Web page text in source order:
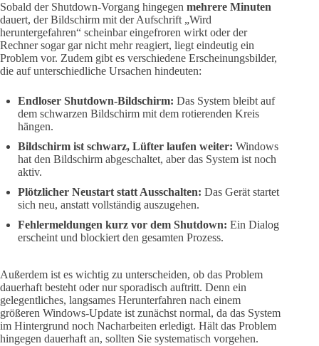
Sobald der Shutdown-Vorgang hingegen mehrere Minuten
dauert, der Bildschirm mit der Aufschrift „Wird
heruntergefahren“ scheinbar eingefroren wirkt oder der
Rechner sogar gar nicht mehr reagiert, liegt eindeutig ein
Problem vor. Zudem gibt es verschiedene Erscheinungsbilder,
die auf unterschiedliche Ursachen hindeuten:
Endloser Shutdown-Bildschirm: Das System bleibt auf
dem schwarzen Bildschirm mit dem rotierenden Kreis
hängen.
Bildschirm ist schwarz, Lüfter laufen weiter: Windows
hat den Bildschirm abgeschaltet, aber das System ist noch
aktiv.
Plötzlicher Neustart statt Ausschalten: Das Gerät startet
sich neu, anstatt vollständig auszugehen.
Fehlermeldungen kurz vor dem Shutdown: Ein Dialog
erscheint und blockiert den gesamten Prozess.
Außerdem ist es wichtig zu unterscheiden, ob das Problem
dauerhaft besteht oder nur sporadisch auftritt. Denn ein
gelegentliches, langsames Herunterfahren nach einem
größeren Windows-Update ist zunächst normal, da das System
im Hintergrund noch Nacharbeiten erledigt. Hält das Problem
hingegen dauerhaft an, sollten Sie systematisch vorgehen.